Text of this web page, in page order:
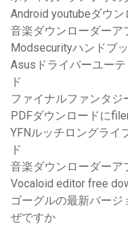
Android youtubeダウ
音楽ダウンローダーア
Modsecurityハンドブ
Asusドライバーユー
ド
ファイナルファンタ
PDFダウンロードに
YFNルッチロングライ
ド
音楽ダウンローダーア
Vocaloid editor free
ゴーグルの最新バー
ぜですか